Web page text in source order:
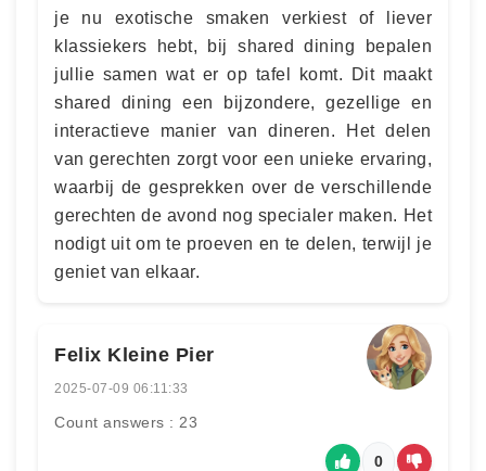
je nu exotische smaken verkiest of liever
klassiekers hebt, bij shared dining bepalen
jullie samen wat er op tafel komt. Dit maakt
shared dining een bijzondere, gezellige en
interactieve manier van dineren. Het delen
van gerechten zorgt voor een unieke ervaring,
waarbij de gesprekken over de verschillende
gerechten de avond nog specialer maken. Het
nodigt uit om te proeven en te delen, terwijl je
geniet van elkaar.
Felix Kleine Pier
2025-07-09 06:11:33
Count answers : 23
0